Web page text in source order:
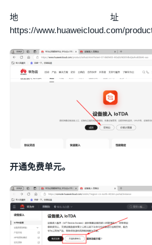
地址
https://www.huaweicloud.com/
开通免费单元。